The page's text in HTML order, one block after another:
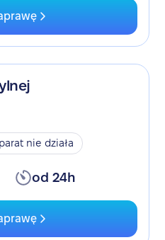
nie działa
od 24h